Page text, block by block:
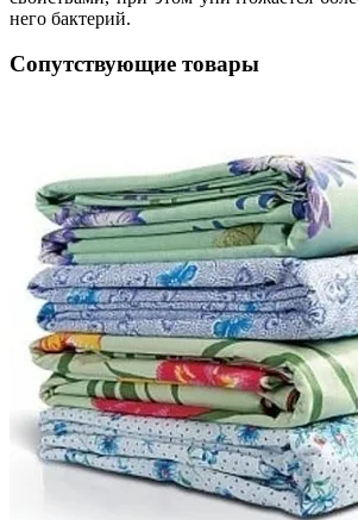
него бактерий.
Сопутствующие товары